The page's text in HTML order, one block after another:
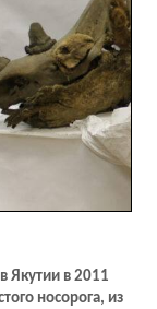
Якутии в 2011
носорога, из